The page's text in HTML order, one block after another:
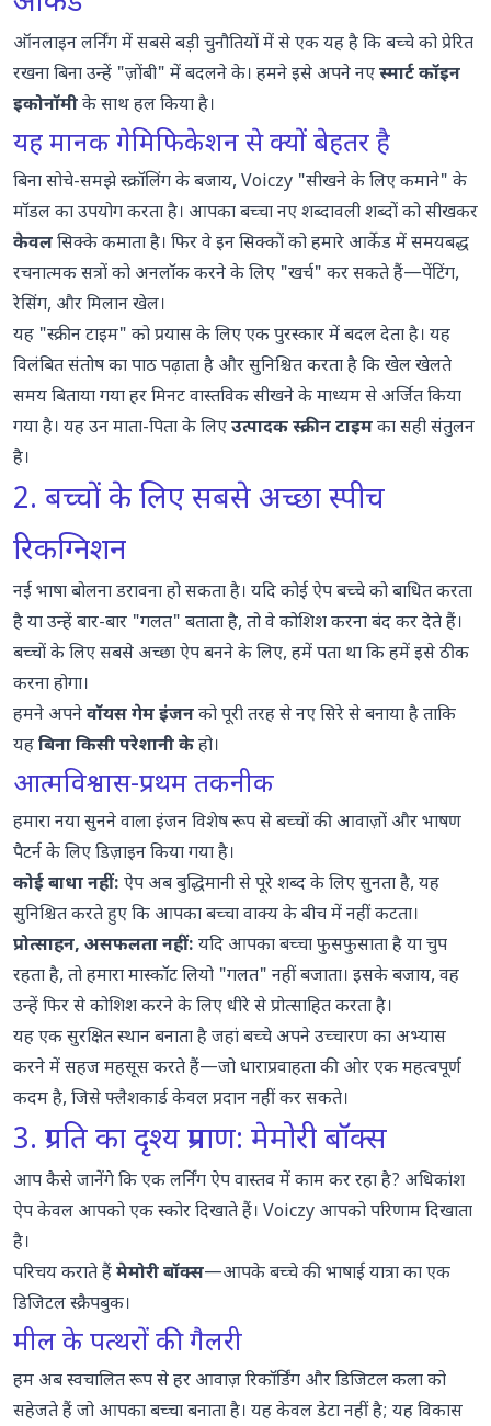
ऑनलाइन लर्निंग में सबसे बड़ी चुनौतियों में से एक यह है कि बच्चे को प्रेरित
रखना बिना उन्हें "ज़ोंबी" में बदलने के। हमने इसे अपने नएस्मार्ट कॉइन
इकोनॉमीके साथ हल किया है।
यह मानक गेमिफिकेशन से क्यों बेहतर है
बिना सोचे-समझे स्क्रॉलिंग के बजाय, Voiczy "सीखने के लिए कमाने" के
मॉडल का उपयोग करता है। आपका बच्चा नए शब्दावली शब्दों को सीखकर
केवलसिक्के कमाता है। फिर वे इन सिक्कों को हमारे आर्केड में समयबद्ध
रचनात्मक सत्रों को अनलॉक करने के लिए "खर्च" कर सकते हैं—पेंटिंग,
रेसिंग, और मिलान खेल।
यह "स्क्रीन टाइम" को प्रयास के लिए एक पुरस्कार में बदल देता है। यह
विलंबित संतोष का पाठ पढ़ाता है और सुनिश्चित करता है कि खेल खेलते
समय बिताया गया हर मिनट वास्तविक सीखने के माध्यम से अर्जित किया
गया है। यह उन माता-पिता के लिएउत्पादक स्क्रीन टाइमका सही संतुलन
है।
2. बच्चों के लिए सबसे अच्छा स्पीच
रिकग्निशन
नई भाषा बोलना डरावना हो सकता है। यदि कोई ऐप बच्चे को बाधित करता
है या उन्हें बार-बार "गलत" बताता है, तो वे कोशिश करना बंद कर देते हैं।
बच्चों के लिए सबसे अच्छा ऐप बनने के लिए, हमें पता था कि हमें इसे ठीक
करना होगा।
हमने अपनेवॉयस गेम इंजनको पूरी तरह से नए सिरे से बनाया है ताकि
यहबिना किसी परेशानी केहो।
आत्मविश्वास-प्रथम तकनीक
हमारा नया सुनने वाला इंजन विशेष रूप से बच्चों की आवाज़ों और भाषण
पैटर्न के लिए डिज़ाइन किया गया है।
कोई बाधा नहीं: ऐप अब बुद्धिमानी से पूरे शब्द के लिए सुनता है, यह
सुनिश्चित करते हुए कि आपका बच्चा वाक्य के बीच में नहीं कटता।
प्रोत्साहन, असफलता नहीं: यदि आपका बच्चा फुसफुसाता है या चुप
रहता है, तो हमारा मास्कॉट लियो "गलत" नहीं बजाता। इसके बजाय, वह
उन्हें फिर से कोशिश करने के लिए धीरे से प्रोत्साहित करता है।
यह एक सुरक्षित स्थान बनाता है जहां बच्चे अपने उच्चारण का अभ्यास
करने में सहज महसूस करते हैं—जो धाराप्रवाहता की ओर एक महत्वपूर्ण
कदम है, जिसे फ्लैशकार्ड केवल प्रदान नहीं कर सकते।
3. प्रगति का दृश्य प्रमाण: मेमोरी बॉक्स
आप कैसे जानेंगे कि एक लर्निंग ऐप वास्तव में काम कर रहा है? अधिकांश
ऐप केवल आपको एक स्कोर दिखाते हैं। Voiczy आपको परिणाम दिखाता
है।
परिचय कराते हैंमेमोरी बॉक्स—आपके बच्चे की भाषाई यात्रा का एक
डिजिटल स्क्रैपबुक।
मील के पत्थरों की गैलरी
हम अब स्वचालित रूप से हर आवाज़ रिकॉर्डिंग और डिजिटल कला को
सहेजते हैं जो आपका बच्चा बनाता है। यह केवल डेटा नहीं है; यह विकास